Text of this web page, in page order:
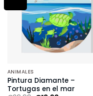
ANIMALES
Pintura Diamante –
Tortugas en el mar